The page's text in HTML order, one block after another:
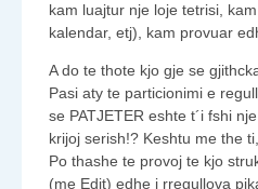
kam luajtur nje loje tetrisi,
kalendar, etj), kam provuar
A do te thote kjo gje se
Pasi aty te particionimi e
se PATJETER eshte t´i fshi
krijoj serish!? Keshtu me the
Po thashe te provoj te kjo
(me Edit) edhe i rregullova